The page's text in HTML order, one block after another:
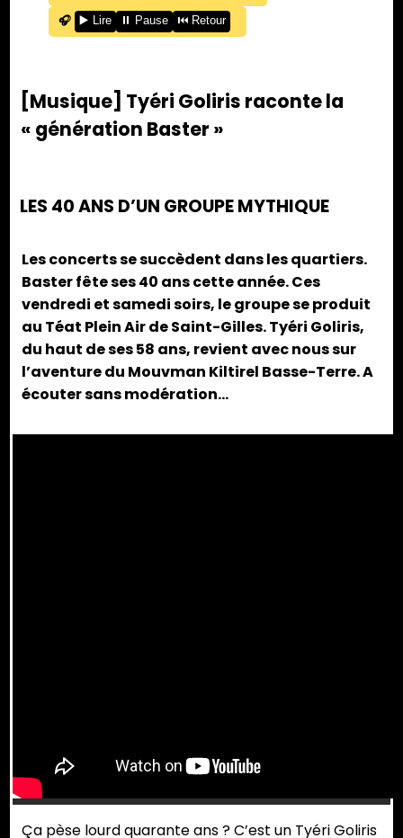
🎧
▶️ Lire ⏸️ Pause ⏮️ Retour
[Musique] Tyéri Goliris raconte la
« génération Baster »
LES 40 ANS D’UN GROUPE MYTHIQUE
Les concerts se succèdent dans les quartiers.
Baster fête ses 40 ans cette année. Ces
vendredi et samedi soirs, le groupe se produit
au Téat Plein Air de Saint-Gilles. Tyéri Goliris,
du haut de ses 58 ans, revient avec nous sur
l’aventure du Mouvman Kiltirel Basse-Terre. A
écouter sans modération…
Ça pèse lourd quarante ans ? C’est un Tyéri Goliris